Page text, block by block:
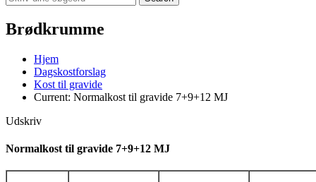
Brødkrumme
Hjem
Dagskostforslag
Kost til gravide
Current: Normalkost til gravide 7+9+12 MJ
Udskriv
Normalkost til gravide 7+9+12 MJ